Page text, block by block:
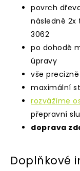
povrch
následně 2x
3062
po dohodě
úpravy
vše
maximální
rozvážíme
přepravní
doprava
Doplňkové